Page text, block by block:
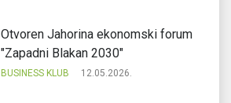
Otvoren Jahorina ekonomski forum
"Zapadni Blakan 2030"
BUSINESS KLUB 12.05.2026.